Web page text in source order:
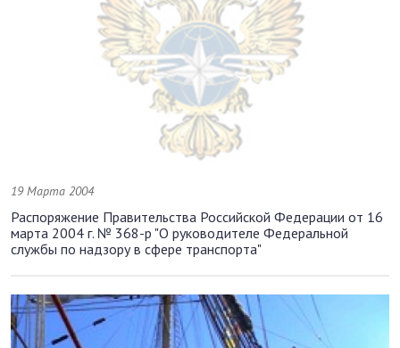
19 Марта 2004
Распоряжение Правительства Российской Федерации от 16
марта 2004 г. № 368-р "О руководителе Федеральной
службы по надзору в сфере транспорта"